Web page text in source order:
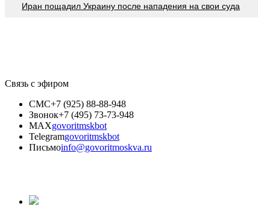
Иран пощадил Украину после нападения на свои суда
Связь с эфиром
СМС+7 (925) 88-88-948
Звонок+7 (495) 73-73-948
MAXgovoritmskbot
Telegramgovoritmskbot
Письмоinfo@govoritmoskva.ru